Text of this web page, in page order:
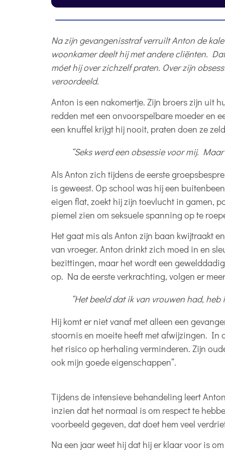
Na zijn gevangenisstraf verruilt Anton de
woonkamer deelt hij met andere cliënten.
móet hij over zichzelf praten. Over zijn
veroordeeld.
Anton is een nakomertje. Zijn broers zijn uit
redden met een onvoorspelbare moeder en
een knuffel krijgt hij nooit, praten doen ze
“Seks werd een obsessie voor mij.
Als Anton zich tijdens de eerste
is geweest. Op school was hij een
eigen flat, zoekt hij zijn toevlucht in gamen,
piemel zien om seksuele spanning op te
Het gaat mis als Anton zijn baan kwijtraakt
van vroeger. Anton drinkt zich moed in en
bezittingen, maar het wordt een
op. Na de eerste verkrachting, volgen er
“Het beeld dat ik van vrouwen had,
Hij komt er niet vanaf met alleen een
stoornis en moeite heeft met afwijzingen. In
het risico op herhaling verminderen. Zijn
ook mijn goede eigenschappen”.
Tijdens de intensieve behandeling leert
inzien dat het normaal is om respect te
voorbeeld gegeven, dat doet hem veel
Na een jaar weet hij dat hij er klaar voor is